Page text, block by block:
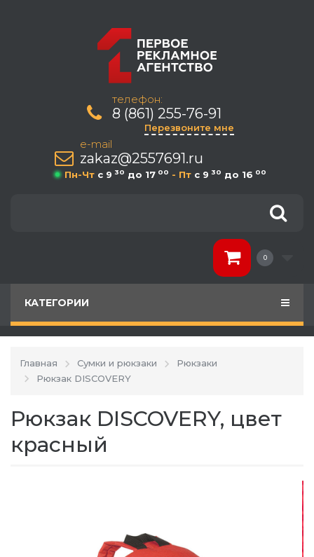
телефон:
8 (861) 255-76-91
Перезвоните мне
e-mail
zakaz@2557691.ru
Пн-Чт c 9 30 до 17 00 - Пт c 9 30 до 16 00
0
КАТЕГОРИИ
Главная Сумки и рюкзаки
Рюкзаки
Рюкзак DISCOVERY
Рюкзак DISCOVERY, цвет
красный